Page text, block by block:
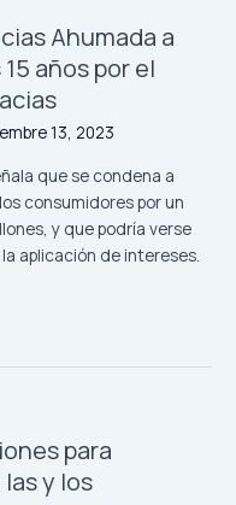
Ahumada a
años por el
13, 2023
que se condena a
consumidores por un
y que podría verse
aplicación de intereses.
para
y los